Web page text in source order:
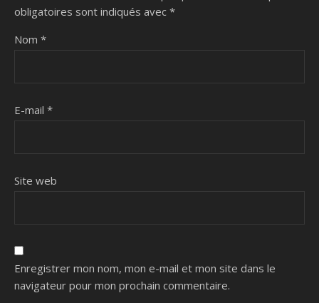
obligatoires sont indiqués avec *
Nom *
E-mail *
Site web
Enregistrer mon nom, mon e-mail et mon site dans le
navigateur pour mon prochain commentaire.